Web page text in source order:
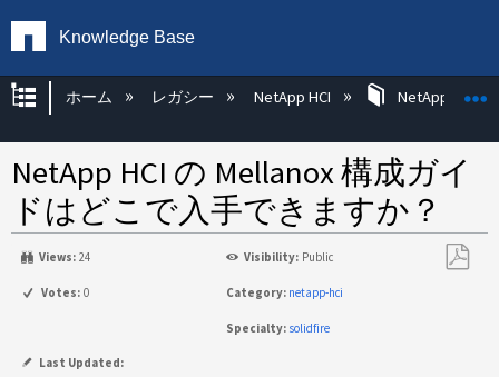
Knowledge Base
グローバル階層を展開/折りたたむ
ホーム レガシー NetApp HCI NetApp HCI
NetApp HCI の Mellanox 構成ガイ
ドはどこで入手できますか？
Views: 24 Visibility: Public
Votes: 0 Category: netapp-hci
Specialty: solidfire
Last Updated: